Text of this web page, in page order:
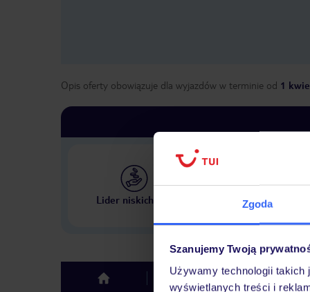
Zgoda
Szanujemy Twoją
Używamy technologii
wyświetlanych treści i
Opis oferty obowiązuje dla wyjazdów w terminie od 1
Lider niskich cen
w Polsce
top Hotel Opinie